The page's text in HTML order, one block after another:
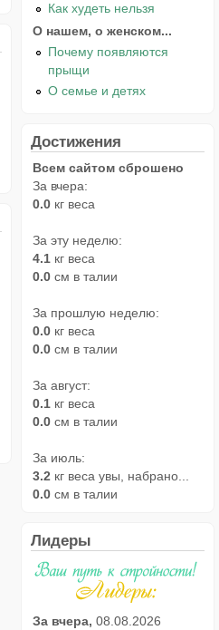
Как худеть нельзя
О нашем, о женском...
Почему появляются
прыщи
О семье и детях
Достижения
Всем сайтом сброшено
За вчера:
0.0 кг веса
За эту неделю:
4.1 кг веса
0.0 см в талии
За прошлую неделю:
0.0 кг веса
0.0 см в талии
За август:
0.1 кг веса
0.0 см в талии
За июль:
3.2 кг веса увы, набрано...
0.0 см в талии
Лидеры
За вчера, 08.08.2026